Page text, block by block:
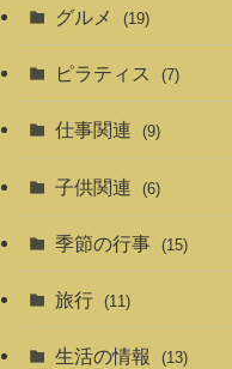
グルメ (19)
ピラティス (7)
仕事関連 (9)
子供関連 (6)
季節の行事 (15)
旅行 (11)
生活の情報 (13)